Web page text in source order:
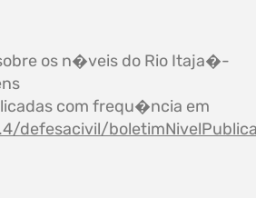
os n�veis do Rio Itaja�-
com frequ�ncia em
defesacivil/